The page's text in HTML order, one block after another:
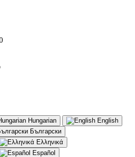
Hungarian
English
Български
Ελληνικά
Español